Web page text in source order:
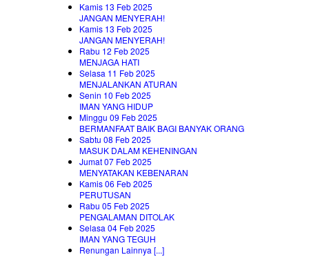
Kamis 13 Feb 2025
JANGAN MENYERAH!
Kamis 13 Feb 2025
JANGAN MENYERAH!
Rabu 12 Feb 2025
MENJAGA HATI
Selasa 11 Feb 2025
MENJALANKAN ATURAN
Senin 10 Feb 2025
IMAN YANG HIDUP
Minggu 09 Feb 2025
BERMANFAAT BAIK BAGI BANYAK ORANG
Sabtu 08 Feb 2025
MASUK DALAM KEHENINGAN
Jumat 07 Feb 2025
MENYATAKAN KEBENARAN
Kamis 06 Feb 2025
PERUTUSAN
Rabu 05 Feb 2025
PENGALAMAN DITOLAK
Selasa 04 Feb 2025
IMAN YANG TEGUH
Renungan Lainnya [...]